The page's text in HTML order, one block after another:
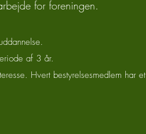
for foreningen.
af 3 år.
Hvert bestyrelsesmedlem har et